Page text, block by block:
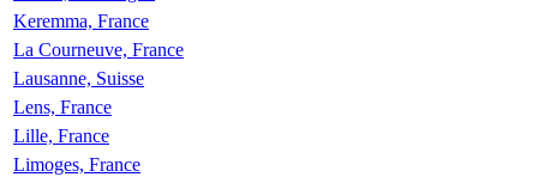
Keremma, France
La Courneuve, France
Lausanne, Suisse
Lens, France
Lille, France
Limoges, France